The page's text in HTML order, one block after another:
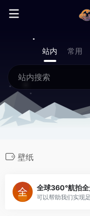
站内 常用
壁纸
全球360°航拍